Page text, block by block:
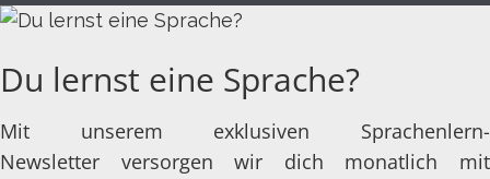
Du lernst eine Sprache?
Mit unserem exklusiven Sprachenlern-
Newsletter versorgen wir dich monatlich mit